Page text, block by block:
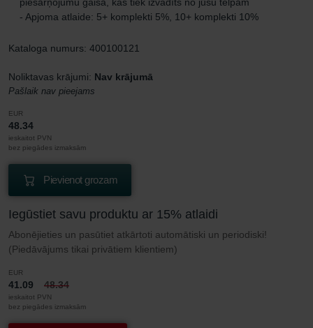
- Apjoma atlaide: 5+ komplekti 5%, 10+ komplekti 10%
Kataloga numurs: 400100121
Noliktavas krājumi: Nav krājumā
Pašlaik nav pieejams
EUR
48.34
ieskaitot PVN
bez piegādes izmaksām
Pievienot grozam
Iegūstiet savu produktu ar 15% atlaidi
Abonējieties un pasūtiet atkārtoti automātiski un periodiski!
(Piedāvājums tikai privātiem klientiem)
EUR
41.09 48.34
ieskaitot PVN
bez piegādes izmaksām